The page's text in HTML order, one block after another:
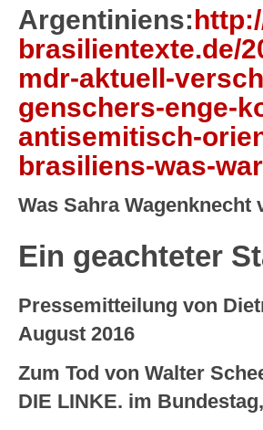
Argentiniens:
brasilientexte.de/
mdr-aktuell-
genschers-enge-
antisemitisch-
brasiliens-was-
Was Sahra Wagenknecht
Ein geachteter
Pressemitteilung von
August 2016
Zum Tod von Walter
DIE LINKE. im